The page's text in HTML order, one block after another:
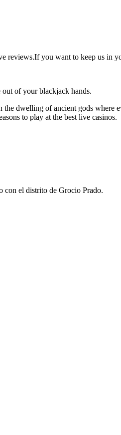
reviews.If you want to keep us in
of your blackjack hands.
dwelling of ancient gods where
to play at the best live casinos.
con el distrito de Grocio Prado.